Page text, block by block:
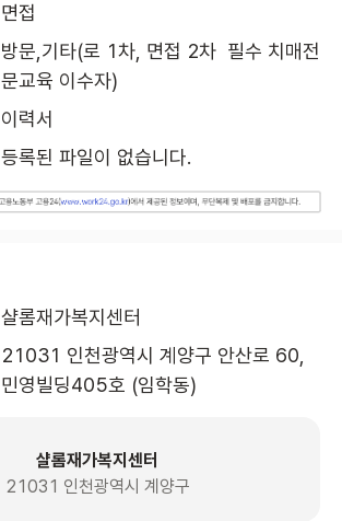
면접
방문,기타(로 1차, 면접 2차  필수 치매전
문교육 이수자)
이력서
등록된 파일이 없습니다.
샬롬재가복지센터
21031 인천광역시 계양구 안산로 60,
민영빌딩405호 (임학동)
샬롬재가복지센터
21031 인천광역시 계양구